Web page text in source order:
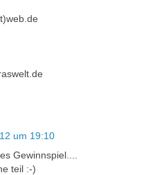
um 19:10
Gewinnspiel....
teil :-)